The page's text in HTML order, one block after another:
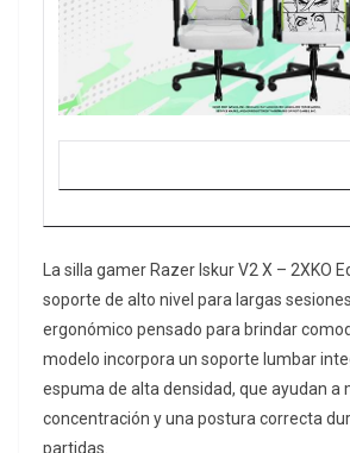
La silla gamer Razer Iskur V2 X – 2XKO
soporte de alto nivel para largas
ergonómico pensado para brindar
modelo incorpora un soporte lumbar
espuma de alta densidad, que ayudan a
concentración y una postura correcta
partidas.